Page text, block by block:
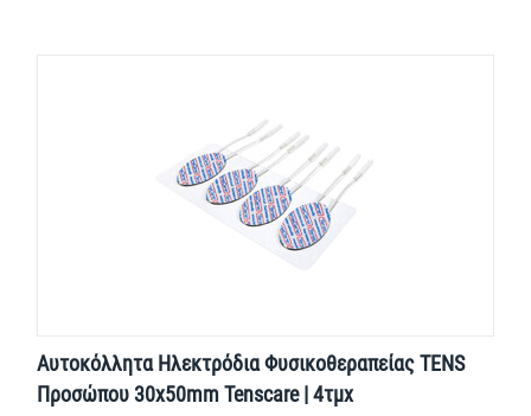
Αυτοκόλλητα Ηλεκτρόδια Φυσικοθεραπείας TENS
Προσώπου 30x50mm Tenscare | 4τμχ